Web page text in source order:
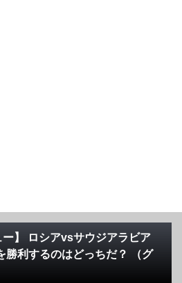
ー】 ロシアvsサウジアラビア
勝利するのはどっちだ？ （グ